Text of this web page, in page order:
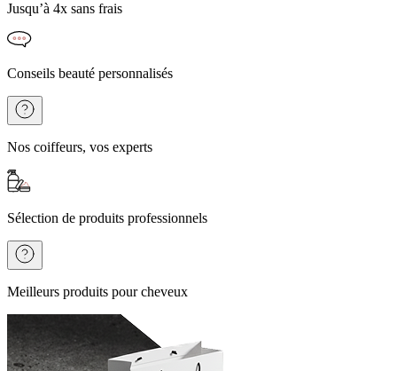
Jusqu’à 4x sans frais
Conseils beauté personnalisés
Nos coiffeurs, vos experts
Sélection de produits professionnels
Meilleurs produits pour cheveux